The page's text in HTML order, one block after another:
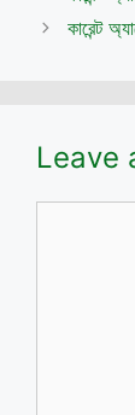
কারেন্ট
Leave